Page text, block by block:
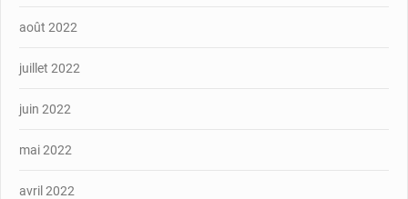
août 2022
juillet 2022
juin 2022
mai 2022
avril 2022